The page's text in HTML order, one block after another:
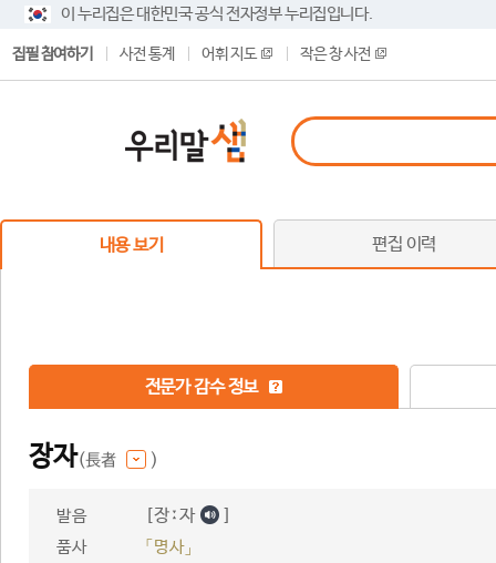
이 누리집은 대한민국 공식 전자정부 누리집입니다.
집필 참여하기 사전 통계 어휘 지도 작은 창 사전
내용 보기 편집 이력
전문가 감수 정보
장자(長者 )
발음 [장ː자 ]
품사 「명사」